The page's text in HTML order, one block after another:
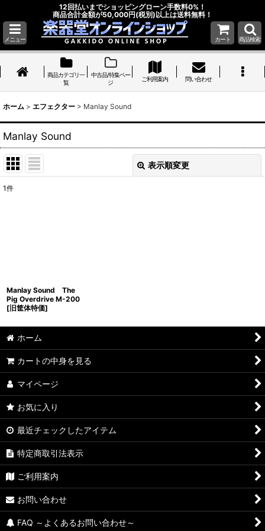
12回払いまでショッピングローン手数料0%！
商品合計金額が50,000円(税別)以上は送料無料！
メニュー カート 商品検索
商品カテゴリ一
覧
中古品/特集ペー
ジ
ご利用案内 問い合わせ
ホーム > エフェクター > Manlay Sound
Manlay Sound
表示順変更
1件
Manlay Sound The
Pig Overdrive M-200
[旧筐体特価]
ホーム
カートの中身を見る
マイページ
お気に入り
最近チェックしたアイテム
特定商取引法表示
ご利用案内
お問い合わせ
FAQ ～よくあるお問い合わせ～